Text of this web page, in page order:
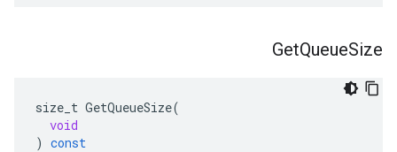
GetQueueSize
size_t GetQueueSize(
void
) const